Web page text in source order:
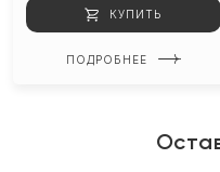
КУПИТЬ
ПОДРОБНЕЕ